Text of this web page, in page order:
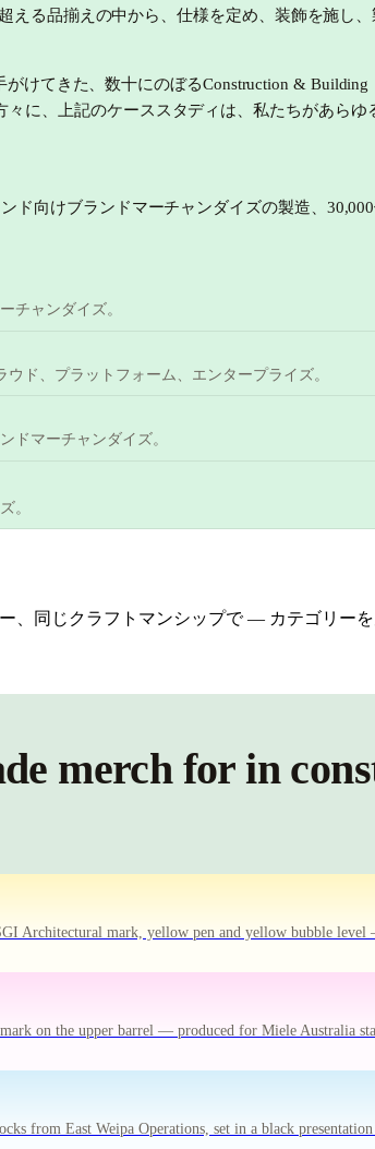
える品揃えの中から、仕様を定め、装飾を施し
けてきた、数十にのぼるConstruction &
に、上記のケーススタディは、私たちがあらゆ
向けブランドマーチャンダイズの製造、
チャンダイズ。
ド、プラットフォーム、エンタープライズ。
ドマーチャンダイズ。
。
同じクラフトマンシップで — カテゴリー
merch for in
Architectural mark, yellow pen and yellow bubble
on the upper barrel — produced for Miele Australia
from East Weipa Operations, set in a black